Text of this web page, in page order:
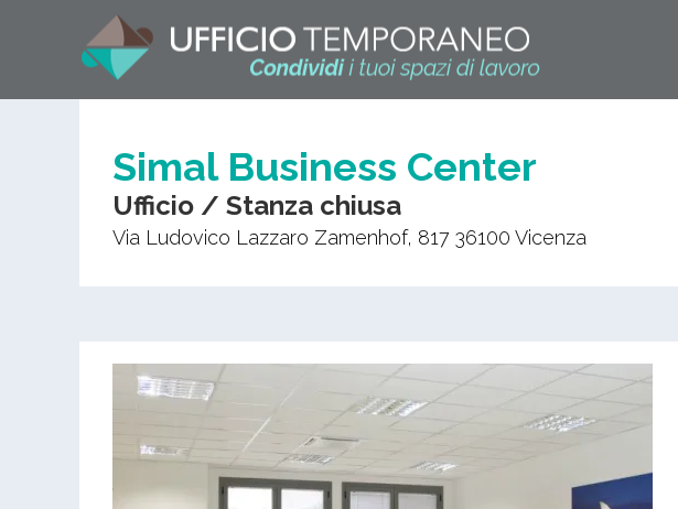
Simal Business Center
Ufficio / Stanza chiusa
Via Ludovico Lazzaro Zamenhof, 817 36100 Vicenza